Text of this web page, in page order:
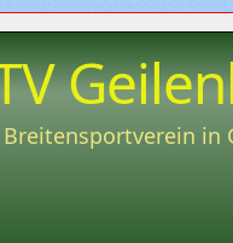
Breitensportverein in